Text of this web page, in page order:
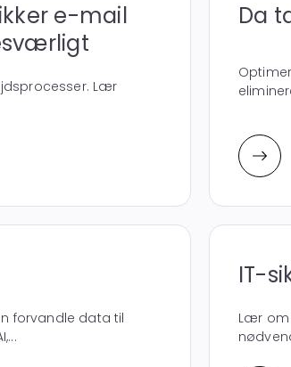
e-mail
Lær
Da
forvandle data til
IT-
Lær om